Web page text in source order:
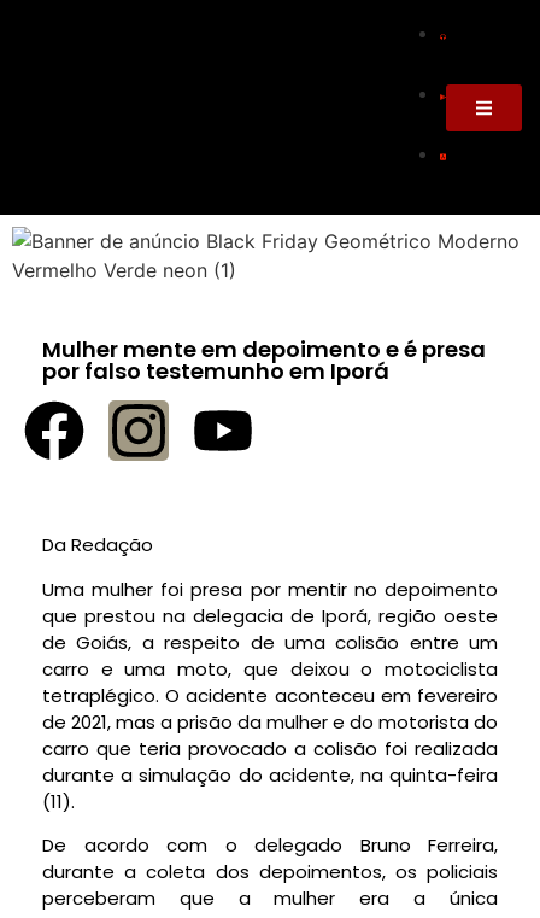
Mulher mente em depoimento e é presa
por falso testemunho em Iporá
Da Redação
Uma mulher foi presa por mentir no depoimento
que prestou na delegacia de Iporá, região oeste
de Goiás, a respeito de uma colisão entre um
carro e uma moto, que deixou o motociclista
tetraplégico. O acidente aconteceu em fevereiro
de 2021, mas a prisão da mulher e do motorista do
carro que teria provocado a colisão foi realizada
durante a simulação do acidente, na quinta-feira
(11).
De acordo com o delegado Bruno Ferreira,
durante a coleta dos depoimentos, os policiais
perceberam que a mulher era a única